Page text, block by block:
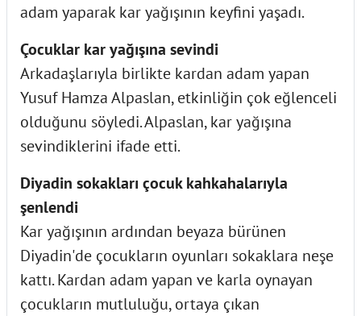
adam yaparak kar yağışının keyfini yaşadı.
Çocuklar kar yağışına sevindi
Arkadaşlarıyla birlikte kardan adam yapan
Yusuf Hamza Alpaslan, etkinliğin çok eğlenceli
olduğunu söyledi. Alpaslan, kar yağışına
sevindiklerini ifade etti.
Diyadin sokakları çocuk kahkahalarıyla
şenlendi
Kar yağışının ardından beyaza bürünen
Diyadin'de çocukların oyunları sokaklara neşe
kattı. Kardan adam yapan ve karla oynayan
çocukların mutluluğu, ortaya çıkan